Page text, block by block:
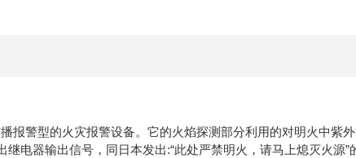
报警型的火灾报警设备。它的火焰探测部分利用的对明火中紫
电器输出信号，同日本发出:“此处严禁明火，请马上熄灭火源